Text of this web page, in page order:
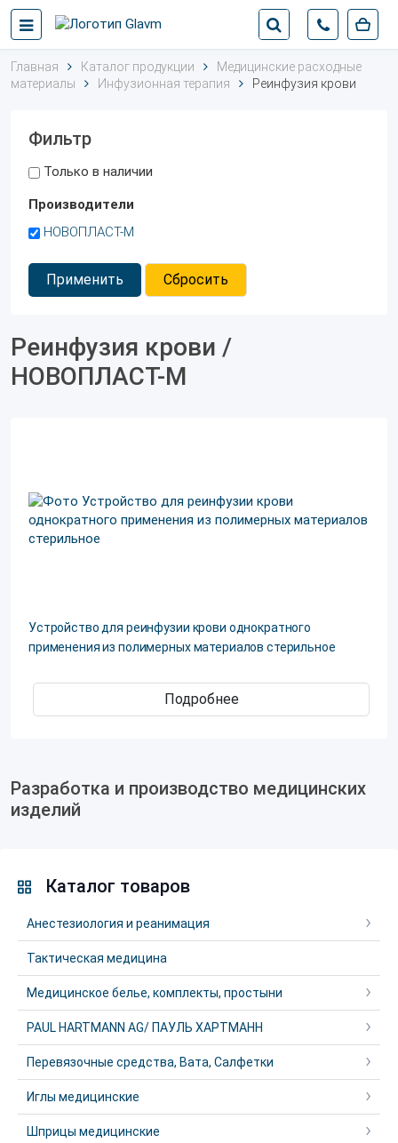
Главная Каталог продукции
Медицинские расходные
материалы
Инфузионная терапия Реинфузия крови
Фильтр
Только в наличии
Производители
НОВОПЛАСТ-М
Применить Сбросить
Реинфузия крови /
НОВОПЛАСТ-М
Устройство для реинфузии крови однократного
применения из полимерных материалов стерильное
Подробнее
Разработка и производство медицинских
изделий
Каталог товаров
Анестезиология и реанимация
Тактическая медицина
Медицинское белье, комплекты, простыни
PAUL HARTMANN AG/ ПАУЛЬ ХАРТМАНН
Перевязочные средства, Вата, Салфетки
Иглы медицинские
Шприцы медицинские